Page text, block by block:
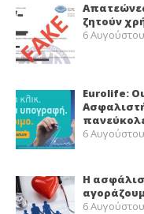
ζητούν
6
Eurolife:
6
Η
6